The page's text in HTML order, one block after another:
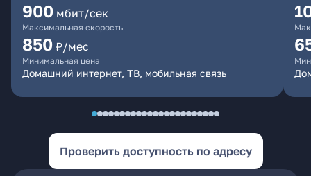
900 мбит/сек
Максимальная скорость
850 ₽/мес
Минимальная цена
Домашний интернет, ТВ, мобильная связь
Проверить доступность по адресу